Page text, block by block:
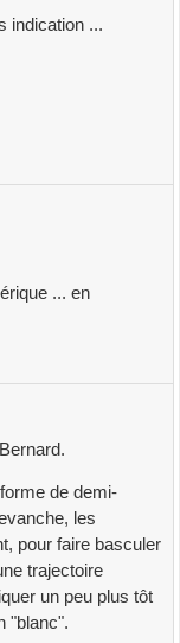
indication ...
... en
de demi-
les
pour faire basculer
trajectoire
un peu plus tôt
"blanc".